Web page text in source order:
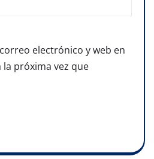
electrónico y web en
próxima vez que